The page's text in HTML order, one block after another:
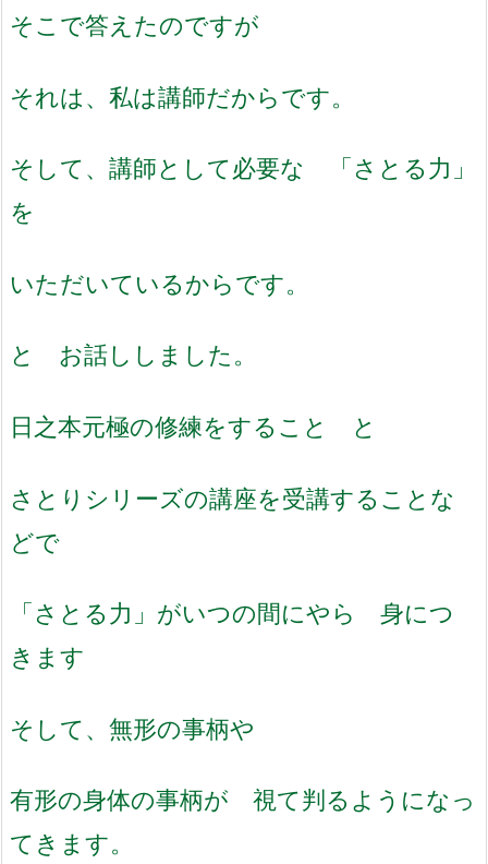
そこで答えたのですが
それは、私は講師だからです。
そして、講師として必要な 「さとる力」
を
いただいているからです。
と お話ししました。
日之本元極の修練をすること と
さとりシリーズの講座を受講することな
どで
「さとる力」がいつの間にやら 身につ
きます
そして、無形の事柄や
有形の身体の事柄が 視て判るようになっ
てきます。